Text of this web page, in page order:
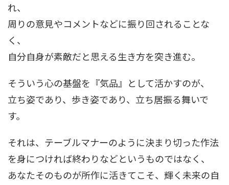
れ、
周りの意見やコメントなどに振り回されることな
く、
自分自身が素敵だと思える生き方を突き進む。
そういう心の基盤を『気品』として活かすのが、
立ち姿であり、歩き姿であり、立ち居振る舞いで
す。
それは、テーブルマナーのように決まり切った作法
を身につければ終わりなどというものではなく、
あなたそのものが所作に活きてこそ、輝く未来の自